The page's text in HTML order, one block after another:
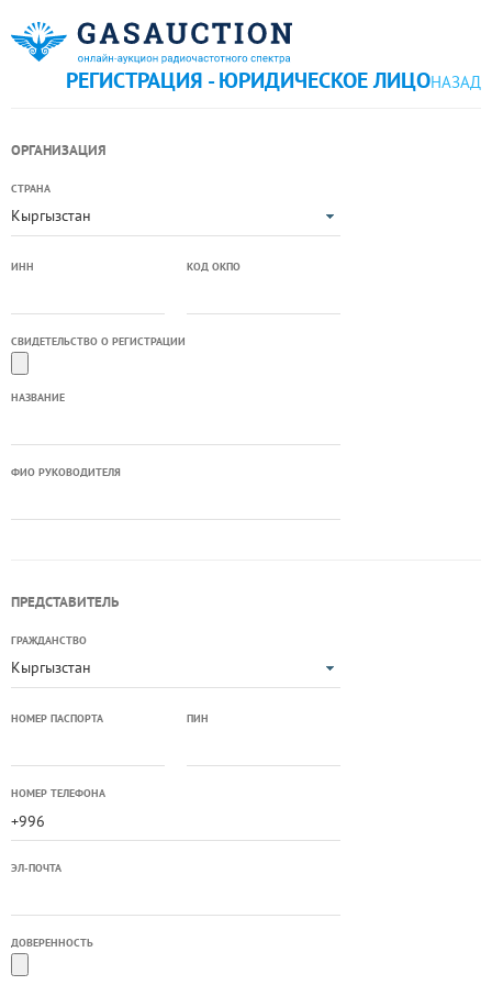
РЕГИСТРАЦИЯ - ЮРИДИЧЕСКОЕ ЛИЦОНАЗАД
ОРГАНИЗАЦИЯ
СТРАНА
Кыргызстан
ИНН КОД ОКПО
СВИДЕТЕЛЬСТВО О РЕГИСТРАЦИИ
НАЗВАНИЕ
ФИО РУКОВОДИТЕЛЯ
ПРЕДСТАВИТЕЛЬ
ГРАЖДАНСТВО
Кыргызстан
НОМЕР ПАСПОРТА ПИН
НОМЕР ТЕЛЕФОНА
ЭЛ-ПОЧТА
ДОВЕРЕННОСТЬ